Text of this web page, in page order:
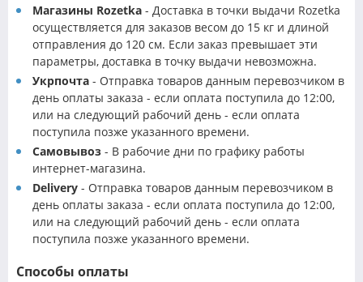
Магазины Rozetka - Доставка в точки выдачи Rozetka
осуществляется для заказов весом до 15 кг и длиной
отправления до 120 см. Если заказ превышает эти
параметры, доставка в точку выдачи невозможна.
Укрпочта - Отправка товаров данным перевозчиком в
день оплаты заказа - если оплата поступила до 12:00,
или на следующий рабочий день - если оплата
поступила позже указанного времени.
Самовывоз - В рабочие дни по графику работы
интернет-магазина.
Delivery - Отправка товаров данным перевозчиком в
день оплаты заказа - если оплата поступила до 12:00,
или на следующий рабочий день - если оплата
поступила позже указанного времени.
Способы оплаты